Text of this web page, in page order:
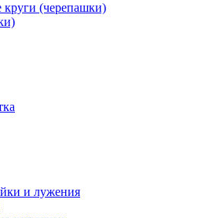
(черепашки)
и лужения